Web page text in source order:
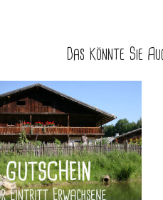
Das Könnte Sie